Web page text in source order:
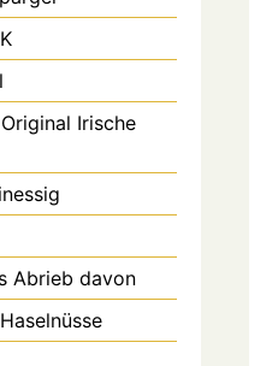
Irische
Abrieb davon